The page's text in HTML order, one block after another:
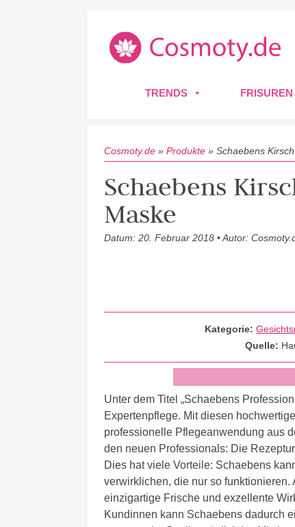
TRENDS FRISUREN
Cosmoty.de » Produkte » Schaebens
Schaebens
Maske
Datum: 20. Februar 2018 • Autor:
Kategorie:
Quelle:
Unter dem Titel „Schaebens
Expertenpflege. Mit diesen
professionelle Pflegeanwendung aus
den neuen Professionals: Die
Dies hat viele Vorteile: Schaebens
verwirklichen, die nur so
einzigartige Frische und exzellente
Kundinnen kann Schaebens dadurch